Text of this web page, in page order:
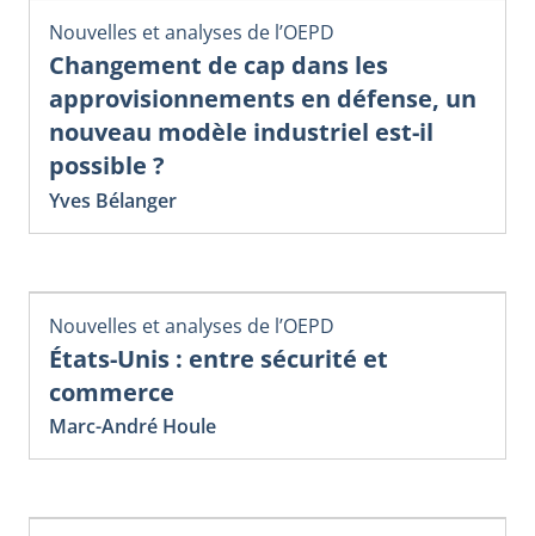
Nouvelles et analyses de l’OEPD
Changement de cap dans les
approvisionnements en défense, un
nouveau modèle industriel est-il
possible ?
Yves Bélanger
Nouvelles et analyses de l’OEPD
États-Unis : entre sécurité et
commerce
Marc-André Houle